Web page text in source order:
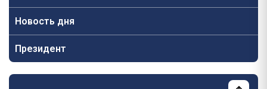
Новость дня
Президент